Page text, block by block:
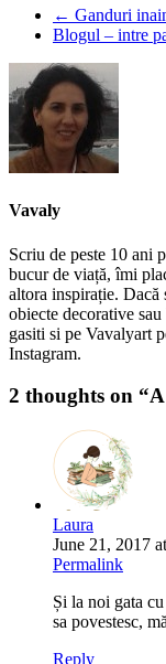
← Ganduri
Blogul – intre
Vavaly
Scriu de peste 10 ani
bucur de viață, îmi
altora inspirație. Dacă
obiecte decorative
gasiti si pe Vavalyart
Instagram.
2 thoughts on “
Laura
June 21, 2017
Permalink
Și la noi gata
sa povestesc,
Reply